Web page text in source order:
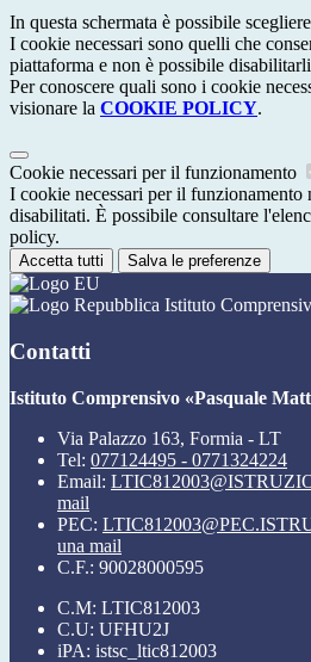
In questa schermata è possibile
I cookie necessari sono quelli che
piattaforma e non è possibile
Per conoscere quali sono i cookie
visionare la COOKIE POLICY.
Cookie necessari per il funzionamento
I cookie necessari per il funzionamento
disabilitati. È possibile consultare
policy.
Accetta tutti Salva le preferenze
Istituto
Contatti
Istituto Comprensivo «Pasquale
Via Palazzo 163, Formia - LT
Tel: 077124495 - 0771324224
Email:
mail
PEC:
una mail
C.F.: 90028000595
C.M: LTIC812003
C.U: UFHU2J
iPA: istsc_ltic812003